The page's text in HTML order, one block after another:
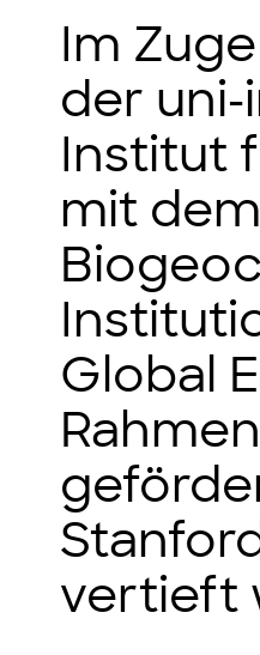
Im
der
Institut
mit
Global
vertieft